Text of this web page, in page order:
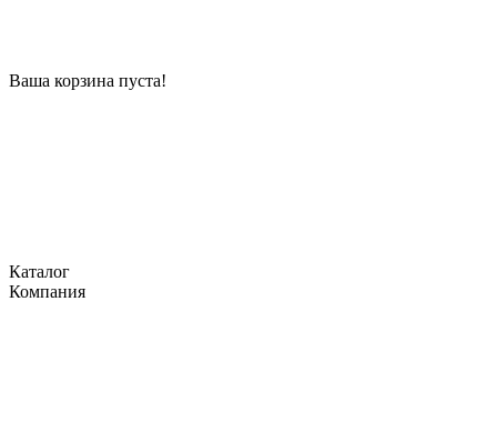
Ваша корзина пуста!
Каталог
Компания